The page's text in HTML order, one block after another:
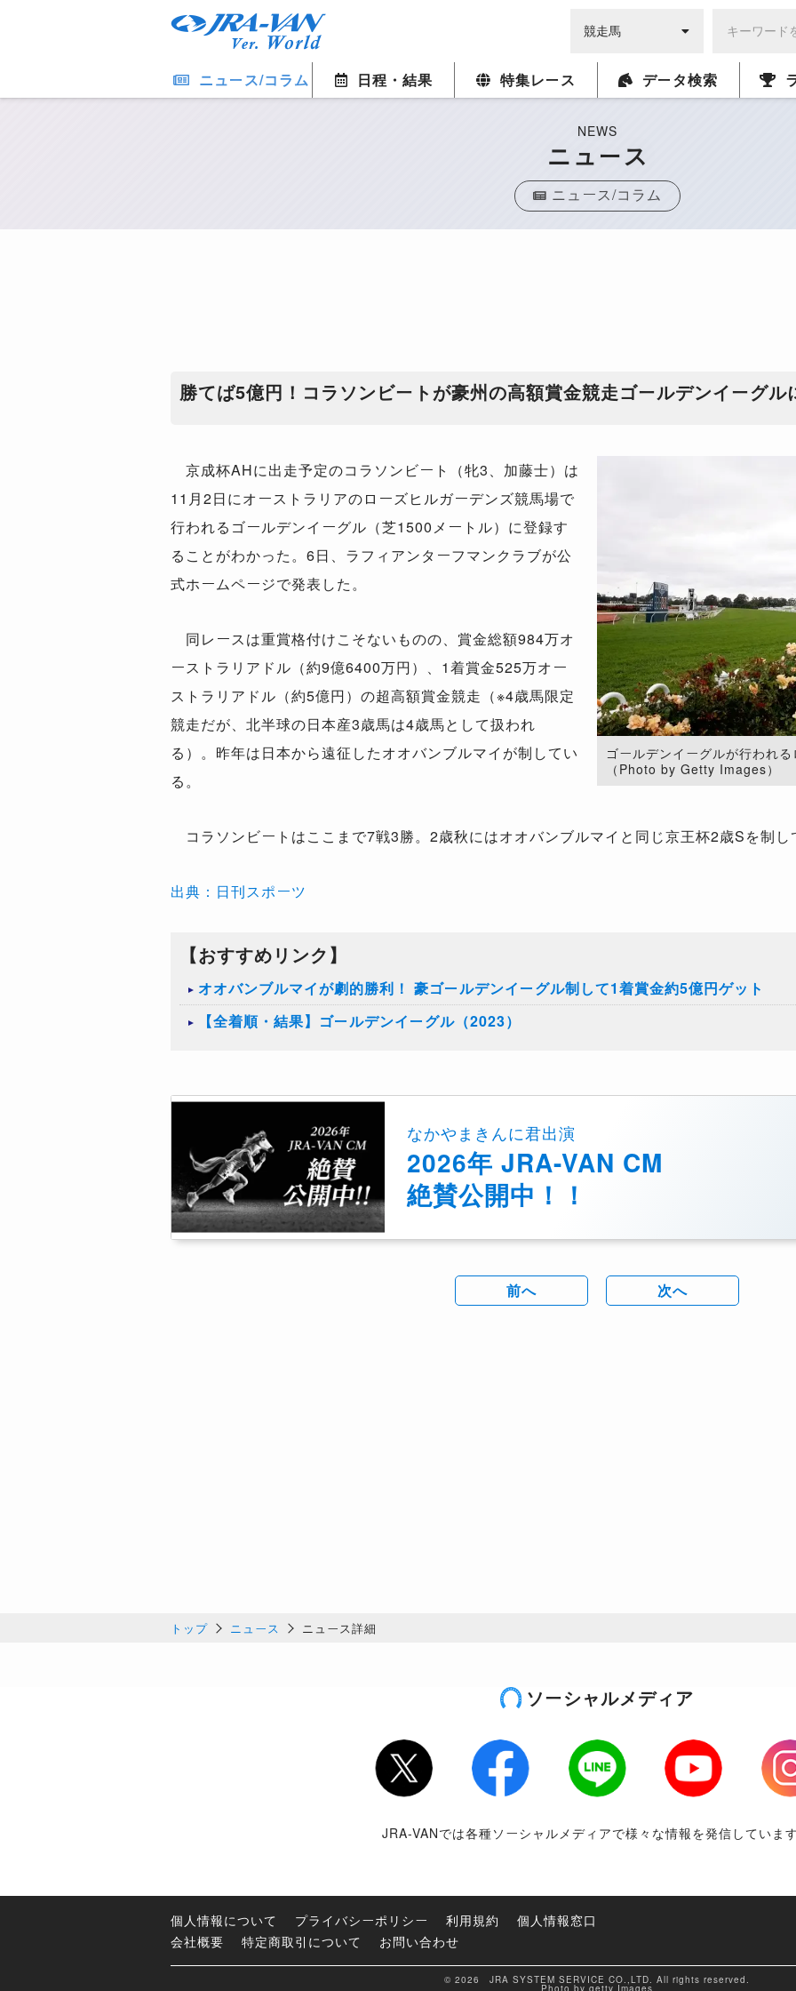
ニュース/コラム 日程・結果 特集レース データ検索
NEWS
ニュース
ニュース/コラム
勝てば5億円！コラソンビートが豪州の高額賞金競走ゴールデンイーグル
ゴールデンイーグルが行われ
（Photo by Getty Images）
京成杯AHに出走予定のコラソンビート（牝3、加藤士）は
11月2日にオーストラリアのローズヒルガーデンズ競馬場で
行われるゴールデンイーグル（芝1500メートル）に登録す
ることがわかった。6日、ラフィアンターフマンクラブが公
式ホームページで発表した。
同レースは重賞格付けこそないものの、賞金総額984万オ
ーストラリアドル（約9億6400万円）、1着賞金525万オー
ストラリアドル（約5億円）の超高額賞金競走（※4歳馬限定
競走だが、北半球の日本産3歳馬は4歳馬として扱われ
る）。昨年は日本から遠征したオオバンブルマイが制してい
る。
コラソンビートはここまで7戦3勝。2歳秋にはオオバンブルマイと同じ京王杯2歳Sを制し
出典：日刊スポーツ
【おすすめリンク】
オオバンブルマイが劇的勝利！ 豪ゴールデンイーグル制して1着賞金約5億円ゲット
【全着順・結果】ゴールデンイーグル（2023）
なかやまきんに君出演
2026年 JRA-VAN CM
絶賛公開中！！
前へ 次へ
トップ ニュース ニュース詳細
ソーシャルメディア
Twitter Facebook LINE Youtube
JRA-VANでは各種ソーシャルメディアで様々な情報を発信していま
個人情報について プライバシーポリシー 利用規約
個人情報窓口
会社概要
特定商取引について お問い合わせ
© 2026 JRA SYSTEM SERVICE CO.,LTD. All rights reserved.
Photo by getty Images